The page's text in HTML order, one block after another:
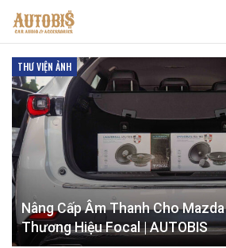
THƯ VIỆN ẢNH
Nâng Cấp Âm Thanh Cho
Thương Hiệu Focal | AUTOBIS